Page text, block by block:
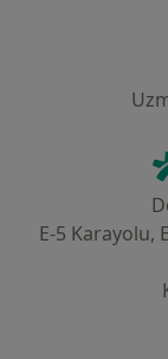
E-5 Karayolu,